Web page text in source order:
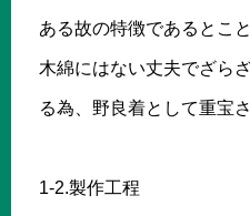
ある故の特徴であるとこ
木綿にはない丈夫でざら
る為、野良着として重宝
1-2.製作工程